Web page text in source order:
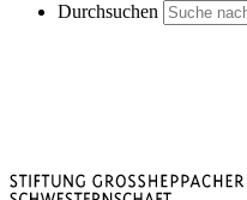
Durchsuchen